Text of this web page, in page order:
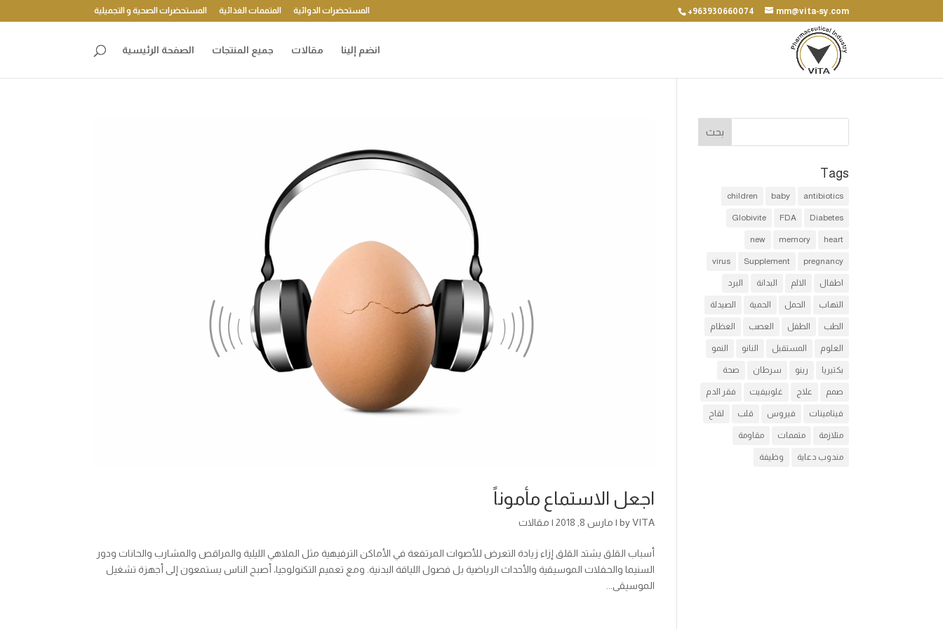
+963930660074 mm@vita-sy.com المستحضرات الدوائية المتممات الغذائية المستحضرات الصحية و التجميلية
انضم إلينا مقالات جميع المنتجات الصفحة الرئيسية
اجعل الاستماع مأموناً
byVITA
| مارس 8, 2018 | مقالات
أسباب القلق يشتد القلق إزاء زيادة التعرض للأصوات المرتفعة في الأماكن الترفيهية مثل الملاهي الليلية والمراقص والمشارب والحانات ودور
السنيما والحفلات الموسيقية والأحداث الرياضية بل فصول اللياقة البدنية. ومع تعميم التكنولوجيا، أصبح الناس يستمعون إلى أجهزة تشغيل
الموسيقى...
Tags
antibiotics
baby
children
Diabetes
FDA
Globivite
heart
memory
new
pregnancy
Supplement
virus
اطفال الالم البدانة البرد
التهاب الحمل الحمية الصيدلة
الطب الطفل العصب العظام
العلوم المستقبل النانو النمو
بكتيريا رينو سرطان صحة
صمم علاج غلوبيفيت فقر الدم
فيتامينات فيروس قلب لقاح
متلازمة متممات مقاومة
مندوب دعاية وظيفة